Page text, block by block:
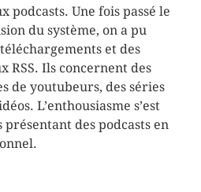
podcasts. Une fois passé le
du système, on a pu
et des
RSS. Ils concernent des
de youtubeurs, des séries
L’enthousiasme s’est
des podcasts en